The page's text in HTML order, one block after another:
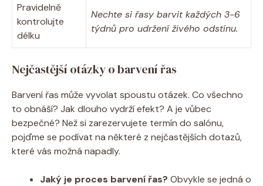
Pravidelně
kontrolujte
délku
Nechte si řasy barvit každých 3-6
týdnů pro udržení živého odstínu.
Nejčastější otázky o barvení řas
Barvení řas může vyvolat spoustu otázek. Co všechno
to obnáší? Jak dlouho vydrží efekt? A je vůbec
bezpečné? Než si zarezervujete termín do salónu,
pojďme se podívat na některé z nejčastějších dotazů,
které vás možná napadly.
Jaký je proces barvení řas? Obvykle se jedná o